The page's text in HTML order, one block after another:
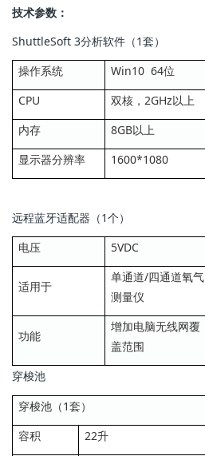
技术参数：
ShuttleSoft 3分析软件（1套）
操作系统
Win10 64位
CPU
双核，2GHz以上
内存
8GB以上
显示器分辨率
1600*1080
远程蓝牙适配器（1个）
电压
5VDC
适用于
单通道/四通道氧气
测量仪
功能
增加电脑无线网覆
盖范围
穿梭池
穿梭池（1套）
容积
22升